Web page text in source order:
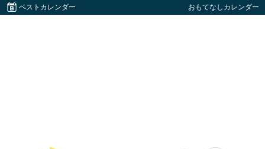
ベストカレンダー おもてなしカレンダー